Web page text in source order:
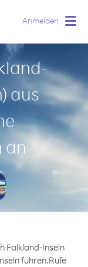
Anmelden
aus
an
Falkland-Inseln
führen.Rufe